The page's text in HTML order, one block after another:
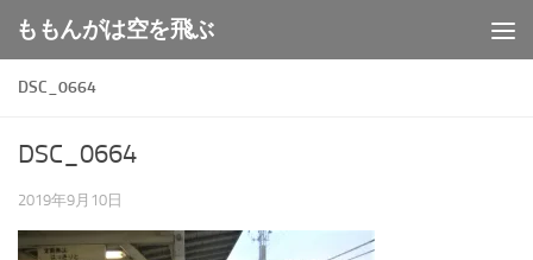
コンテンツへスキップ
ももんがは空を飛ぶ
DSC_0664
DSC_0664
2019年9月10日